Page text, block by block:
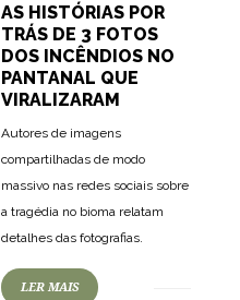
AS HISTÓRIAS POR
TRÁS DE 3 FOTOS
DOS INCÊNDIOS NO
PANTANAL QUE
VIRALIZARAM
Autores de imagens
compartilhadas de modo
massivo nas redes sociais sobre
a tragédia no bioma relatam
detalhes das fotografias.
LER MAIS